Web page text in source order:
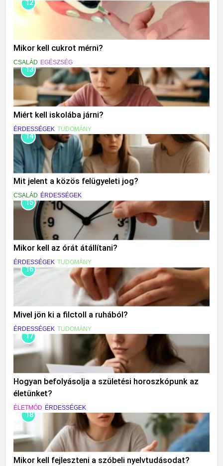
12
Mikor kell cukrot mérni?
CSALÁD EGÉSZSÉG
13
Miért kell iskolába járni?
ÉRDESSÉGEK TUDOMÁNY
14
Mit jelent a közös felügyeleti jog?
CSALÁD ÉRDESSÉGEK
15
Mikor kell az órát átállítani?
ÉRDESSÉGEK TUDOMÁNY
16
Mivel jön ki a filctoll a ruhából?
ÉRDESSÉGEK TUDOMÁNY
17
Hogyan befolyásolja a születési horoszkópunk az
életünket?
ÉLETMÓD ÉRDESSÉGEK
18
Mikor kell fejleszteni a szóbeli nyelvtudásodat?